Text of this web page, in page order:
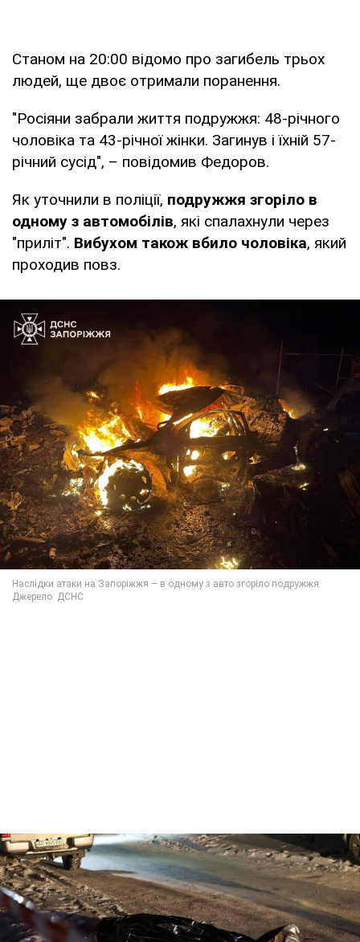
Станом на 20:00 відомо про загибель трьох
людей, ще двоє отримали поранення.
"Росіяни забрали життя подружжя: 48-річного
чоловіка та 43-річної жінки. Загинув і їхній 57-
річний сусід", – повідомив Федоров.
Як уточнили в поліції, подружжя згоріло в
одному з автомобілів, які спалахнули через
"приліт". Вибухом також вбило чоловіка, який
проходив повз.